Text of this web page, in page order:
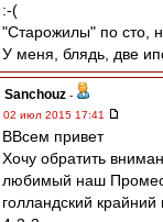
:-(
"Старожилы" по сто,
У меня, блядь, две
Sanchouz -
02 июл 2015 17:41
ВВсем привет
Хочу обратить
любимый наш Промес
голландский